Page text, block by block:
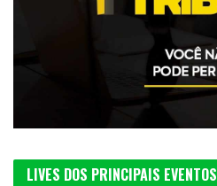
LIVES DOS PRINCIPAIS EVENTOS